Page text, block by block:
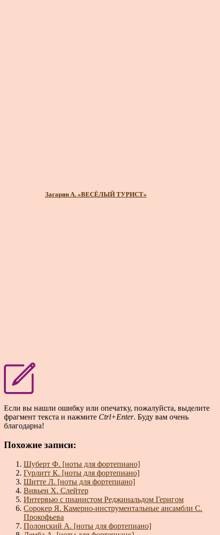
Загарян А. «ВЕСЁЛЫЙ ТУРИСТ»
Если вы нашли ошибку или опечатку, пожалуйста, выделите
фрагмент текста и нажмите Ctrl+Enter. Буду вам очень
благодарна!
Похожие записи:
Шуберт Ф. [ноты для фортепиано]
Гурлитт К. [ноты для фортепиано]
Шитте Л. [ноты для фортепиано]
Вивьен Х. Слейтер
Интервью с пианистом Реджинальдом Геригом
Сорокер Я. Камерно-инструментальные ансамбли С.
Прокофьева
Полонский А. [ноты для фортепиано]